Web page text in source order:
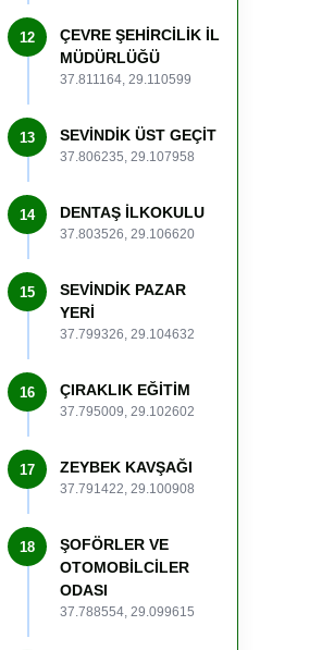
12
ÇEVRE ŞEHİRCİLİK İL
MÜDÜRLÜĞÜ
37.811164, 29.110599
13 SEVİNDİK ÜST GEÇİT
37.806235, 29.107958
14 DENTAŞ İLKOKULU
37.803526, 29.106620
15
SEVİNDİK PAZAR
YERİ
37.799326, 29.104632
16 ÇIRAKLIK EĞİTİM
37.795009, 29.102602
17 ZEYBEK KAVŞAĞI
37.791422, 29.100908
18
ŞOFÖRLER VE
OTOMOBİLCİLER
ODASI
37.788554, 29.099615